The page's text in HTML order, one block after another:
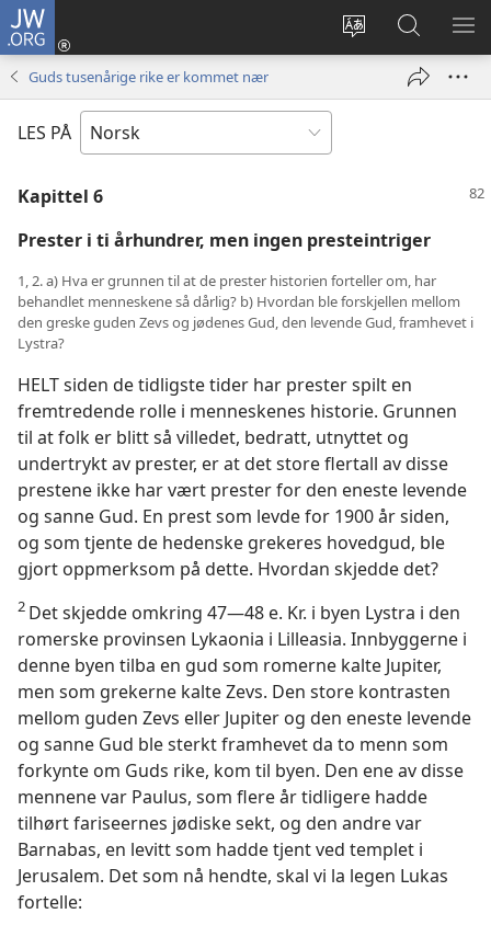
JW.ORG
Endre
Logg
inn
vindu)
Søk
på
JW.ORG
VIS
Guds tusenårige rike er kommet nær
LES PÅ
Kapittel 6
Prester i ti århundrer, men ingen presteintriger
1, 2. a) Hva er grunnen til at de prester historien forteller om, har
behandlet menneskene så dårlig? b) Hvordan ble forskjellen mellom
den greske guden Zevs og jødenes Gud, den levende Gud, framhevet i
Lystra?
HELT siden de tidligste tider har prester spilt en
fremtredende rolle i menneskenes historie. Grunnen
til at folk er blitt så villedet, bedratt, utnyttet og
undertrykt av prester, er at det store flertall av disse
prestene ikke har vært prester for den eneste levende
og sanne Gud. En prest som levde for 1900 år siden,
og som tjente de hedenske grekeres hovedgud, ble
gjort oppmerksom på dette. Hvordan skjedde det?
2 Det skjedde omkring 47—48 e. Kr. i byen Lystra i den
romerske provinsen Lykaonia i Lilleasia. Innbyggerne i
denne byen tilba en gud som romerne kalte Jupiter,
men som grekerne kalte Zevs. Den store kontrasten
mellom guden Zevs eller Jupiter og den eneste levende
og sanne Gud ble sterkt framhevet da to menn som
forkynte om Guds rike, kom til byen. Den ene av disse
mennene var Paulus, som flere år tidligere hadde
tilhørt fariseernes jødiske sekt, og den andre var
Barnabas, en levitt som hadde tjent ved templet i
Jerusalem. Det som nå hendte, skal vi la legen Lukas
fortelle: